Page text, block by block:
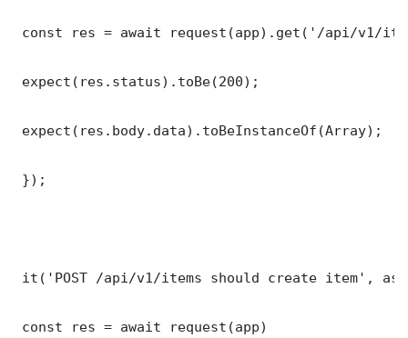
const res = await request(app).get('/api/v1/
expect(res.status).toBe(200);
expect(res.body.data).toBeInstanceOf(Array);
});
it('POST /api/v1/items should create item',
const res = await request(app)